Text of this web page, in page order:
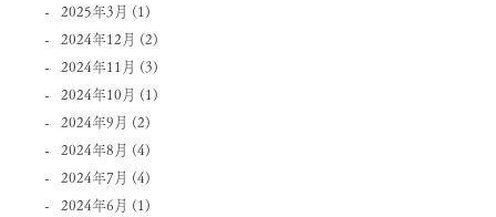
2025年3月 (1)
2024年12月 (2)
2024年11月 (3)
2024年10月 (1)
2024年9月 (2)
2024年8月 (4)
2024年7月 (4)
2024年6月 (1)